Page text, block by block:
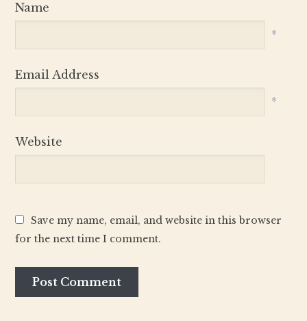
Name
*
Email Address
*
Website
Save my name, email, and website in this browser
for the next time I comment.